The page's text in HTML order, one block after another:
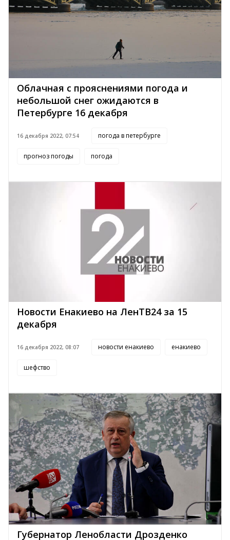
Облачная с прояснениями погода и
небольшой снег ожидаются в
Петербурге 16 декабря
16 декабря 2022, 07:54 погода в петербурге
прогноз погоды погода
Новости Енакиево на ЛенТВ24 за 15
декабря
16 декабря 2022, 08:07 новости енакиево енакиево
шефство
Губернатор Ленобласти Дрозденко